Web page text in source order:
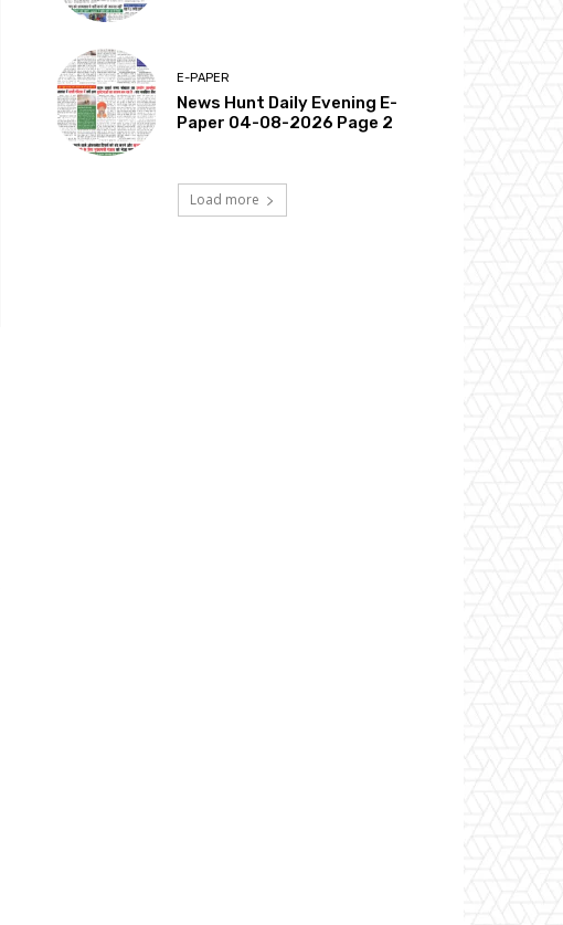
E-PAPER
News Hunt Daily Evening E-
Paper 04-08-2026 Page 2
Load more